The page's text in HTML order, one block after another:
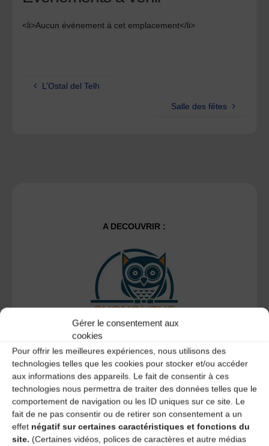
Gérer le consentement aux
cookies
Pour offrir les meilleures expériences, nous utilisons des
technologies telles que les cookies pour stocker et/ou accéder
aux informations des appareils. Le fait de consentir à ces
technologies nous permettra de traiter des données telles que le
comportement de navigation ou les ID uniques sur ce site. Le
fait de ne pas consentir ou de retirer son consentement a un
effet négatif sur certaines caractéristiques et fonctions du
site. (Certaines vidéos, polices de caractères et autre médias
<li>Aucun événement à cet emplacement</li>
L’Ostal del Telh
Salle des fêtes
A DECOUVRIR :
Le distributeur des musiques Trad'
L’AMTA EST MEMBRE DE LA